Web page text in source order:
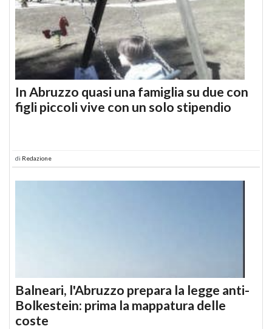
In Abruzzo quasi una famiglia su due con
figli piccoli vive con un solo stipendio
di Redazione
Balneari, l'Abruzzo prepara la legge anti-
Bolkestein: prima la mappatura delle
coste